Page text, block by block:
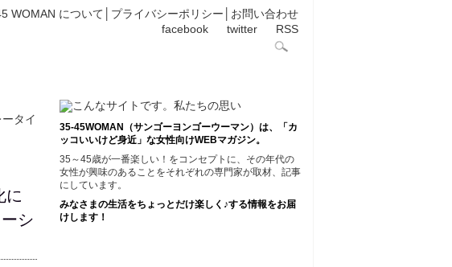
WOMAN について プライバシーポリシー
お問い合わせ
facebook
twitter RSS
タイ
に
シ
35-45WOMAN（サンゴーヨンゴーウーマン）は、「カ
ッコいいけど身近」な女性向けWEBマガジン。
35～45歳が一番楽しい！をコンセプトに、その年代の
女性が興味のあることをそれぞれの専門家が取材、記事
にしています。
みなさまの生活をちょっとだけ楽しく♪する情報をお届
けします！